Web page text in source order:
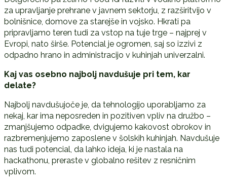
za upravljanje prehrane v javnem sektorju, z razširitvijo v
bolnišnice, domove za starejše in vojsko. Hkrati pa
pripravljamo teren tudi za vstop na tuje trge – najprej v
Evropi, nato širše. Potencial je ogromen, saj so izzivi z
odpadno hrano in administracijo v kuhinjah univerzalni.
Kaj vas osebno najbolj navdušuje pri tem, kar
delate?
Najbolj navdušujoče je, da tehnologijo uporabljamo za
nekaj, kar ima neposreden in pozitiven vpliv na družbo –
zmanjšujemo odpadke, dvigujemo kakovost obrokov in
razbremenjujemo zaposlene v šolskih kuhinjah. Navdušuje
nas tudi potencial, da lahko ideja, ki je nastala na
hackathonu, preraste v globalno rešitev z resničnim
vplivom.